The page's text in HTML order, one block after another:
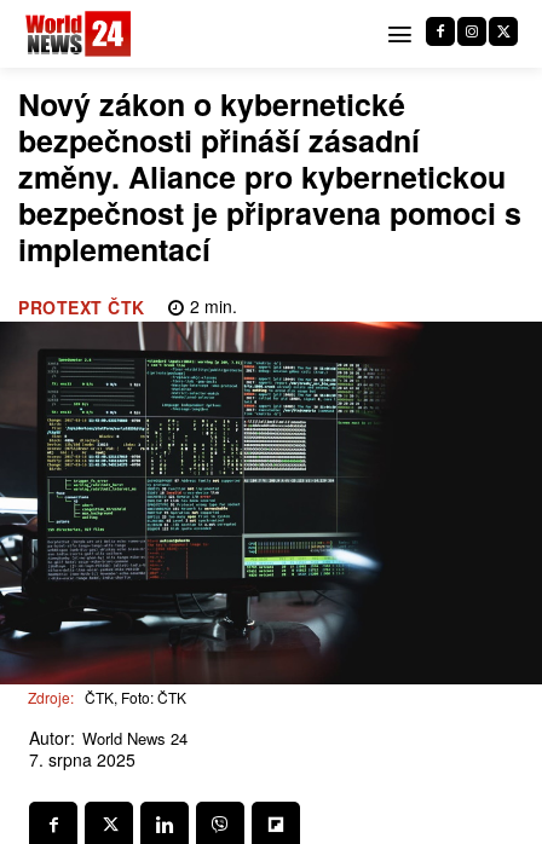
Nový zákon o kybernetické
bezpečnosti přináší zásadní
změny. Aliance pro kybernetickou
bezpečnost je připravena pomoci s
implementací
PROTEXT ČTK 2 min.
Zdroje: ČTK, Foto: ČTK
Autor: World News 24
7. srpna 2025